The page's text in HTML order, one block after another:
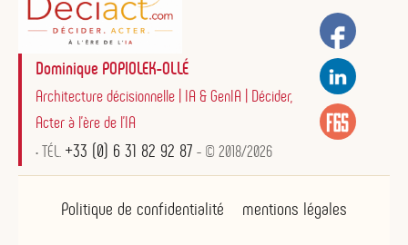
Dominique POPIOLEK-OLLÉ
Architecture décisionnelle | IA & GenIA | Décider,
Acter à l'ère de l'IA
• TÉL. +33 (0) 6 31 82 92 87 - © 2018/2026
Politique de confidentialité mentions légales